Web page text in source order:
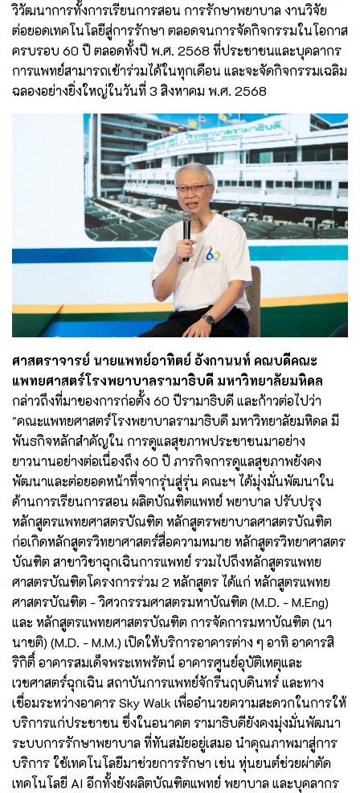
วิวัฒนาการทั้งการเรียนการสอน การรักษาพยาบาล งานวิจัย
ต่อยอดเทคโนโลยีสู่การรักษา ตลอดจนการจัดกิจกรรมในโอกาส
ครบรอบ 60 ปี ตลอดทั้งปี พ.ศ. 2568 ที่ประชาชนและบุคลากร
การแพทย์สามารถเข้าร่วมได้ในทุกเดือน และจะจัดกิจกรรมเฉลิม
ฉลองอย่างยิ่งใหญ่ในวันที่ 3 สิงหาคม พ.ศ. 2568
ศาสตราจารย์ นายแพทย์อาทิตย์ อังกานนท์ คณบดีคณะ
แพทยศาสตร์โรงพยาบาลรามาธิบดี มหาวิทยาลัยมหิดล
กล่าวถึงที่มาของการก่อตั้ง 60 ปีรามาธิบดี และก้าวต่อไปว่า
"คณะแพทยศาสตร์โรงพยาบาลรามาธิบดี มหาวิทยาลัยมหิดล มี
พันธกิจหลักสำคัญใน การดูแลสุขภาพประชาชนมาอย่าง
ยาวนานอย่างต่อเนื่องถึง 60 ปี ภารกิจการดูแลสุขภาพยังคง
พัฒนาและต่อยอดหน้าที่จากรุ่นสู่รุ่น คณะฯ ได้มุ่งมั่นพัฒนาใน
ด้านการเรียนการสอน ผลิตบัณฑิตแพทย์ พยาบาล ปรับปรุง
หลักสูตรแพทยศาสตรบัณฑิต หลักสูตรพยาบาลศาสตรบัณฑิต
ก่อเกิดหลักสูตรวิทยาศาสตร์สื่อความหมาย หลักสูตรวิทยาศาสตร
บัณฑิต สาขาวิชาฉุกเฉินการแพทย์ รวมไปถึงหลักสูตรแพทย
ศาสตรบัณฑิตโครงการร่วม 2 หลักสูตร ได้แก่ หลักสูตรแพทย
ศาสตรบัณฑิต - วิศวกรรมศาสตรมหาบัณฑิต (M.D. - M.Eng)
และ หลักสูตรแพทยศาสตรบัณฑิต การจัดการมหาบัณฑิต (นา
นาชติ) (M.D. - M.M.) เปิดให้บริการอาคารต่าง ๆ อาทิ อาคารสิ
ริกิติ์ อาคารสมเด็จพระเทพรัตน์ อาคารศูนย์อุบัติเหตุและ
เวชศาสตร์ฉุกเฉิน สถาบันการแพทย์จักรีนฤบดินทร์ และทาง
เชื่อมระหว่างอาคาร Sky Walk เพื่ออำนวยความสะดวกในการให้
บริการแก่ประชาชน ซึ่งในอนาคต รามาธิบดียังคงมุ่งมั่นพัฒนา
ระบบการรักษาพยาบาล ที่ทันสมัยอยู่เสมอ นำคุณภาพมาสู่การ
บริการ ใช้เทคโนโลยีมาช่วยการรักษา เช่น หุ่นยนต์ช่วยผ่าตัด
เทคโนโลยี AI อีกทั้งยังผลิตบัณฑิตแพทย์ พยาบาล และบุคลากร